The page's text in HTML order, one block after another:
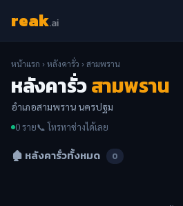
reak.ai
หน้าแรก ›หลังคารั่ว › สามพราน
หลังคารั่วสามพราน
อำเภอสามพราน นครปฐม
0 ราย📞 โทรหาช่างได้เลย
🏚️ หลังคารั่วทั้งหมด 0